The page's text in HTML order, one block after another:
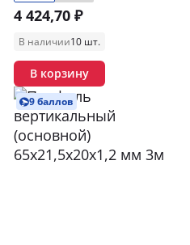
4 424,70 ₽
В наличии10 шт.
В корзину
9 баллов